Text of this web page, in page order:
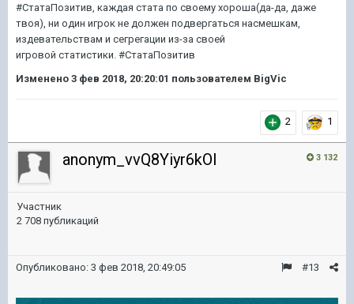
#СтатаПозитив, каждая стата по своему хороша(да-да, даже
твоя), ни один игрок не должен подвергаться насмешкам,
издевательствам и сегрегации из-за своей
игровой статистики. #СтатаПозитив
Изменено 3 фев 2018, 20:20:01 пользователем BigVic
2 1
3 132
anonym_vvQ8Yiyr6kOI
Участник
2 708 публикаций
#13
Опубликовано: 3 фев 2018, 20:49:05